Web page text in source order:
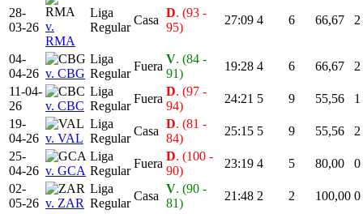
28-
03-26 v.
RMA
Liga
Regular
Casa
D. (93 -
95)
27:09 4 6 66,67 2
04-
04-26 v. CBG
Liga
Regular
Fuera
V. (84 -
91)
19:28 4 6 66,67
2
11-04-
26
v. CBC
Liga
Regular
Fuera
D. (97 -
94)
24:21 5 9 55,56
1
19-
04-26 v. VAL
Liga
Regular
Casa
D. (81 -
84)
25:15 5 9 55,56
2
25-
04-26 v. GCA
Liga
Regular
Fuera
D. (100 -
90)
23:19 4 5 80,00
0
02-
05-26 v. ZAR
Liga
Regular
Casa
V. (90 -
81)
21:48 2 2 100,00 0